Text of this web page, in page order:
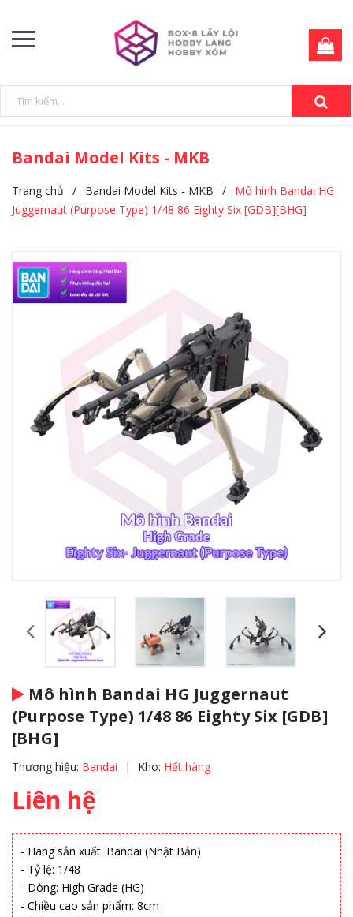
Bandai Model Kits - MKB
Trang chủ / Bandai Model Kits - MKB /
Mô hình Bandai HG
Juggernaut (Purpose Type) 1/48 86 Eighty Six [GDB][BHG]
Mô hình Bandai HG Juggernaut
(Purpose Type) 1/48 86 Eighty Six [GDB]
[BHG]
Thương hiệu: Bandai | Kho: Hết hàng
Liên hệ
- Hãng sản xuất: Bandai (Nhật Bản)
- Tỷ lệ: 1/48
- Dòng: High Grade (HG)
- Chiều cao sản phẩm: 8cm